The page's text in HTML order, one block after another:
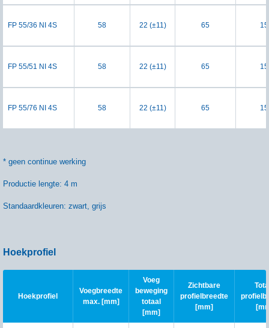
FP 55/36 NI 4S 58 22 (±11) 65
FP 55/51 NI 4S 58 22 (±11) 65
FP 55/76 NI 4S 58 22 (±11) 65
* geen continue werking
Productie lengte: 4 m
Standaardkleuren: zwart, grijs
Hoekprofiel
Hoekprofiel
Voegbreedte
max. [mm]
Voeg
beweging
totaal
[mm]
Zichtbare
profielbreedte
[mm]